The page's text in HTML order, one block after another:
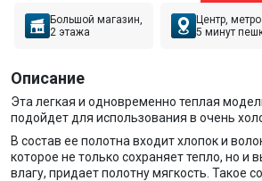
Большой магазин,
2 этажа
Центр, метро
5 минут
Описание
Эта легкая и одновременно теплая
подойдет для использования в очень
В состав ее полотна входит хлопок и
которое не только сохраняет тепло, но
влагу, придает полотну мягкость. Такое